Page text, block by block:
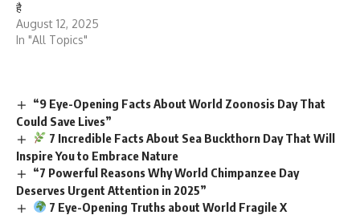
है
August 12, 2025
In "All Topics"
“9 Eye-Opening Facts About World Zoonosis Day That
Could Save Lives”
7 Incredible Facts About Sea Buckthorn Day That Will
Inspire You to Embrace Nature
“7 Powerful Reasons Why World Chimpanzee Day
Deserves Urgent Attention in 2025”
7 Eye-Opening Truths about World Fragile X